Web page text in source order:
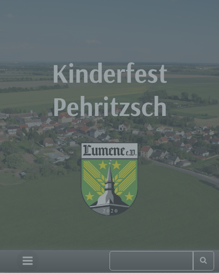
Kinderfest
Pehritzsch